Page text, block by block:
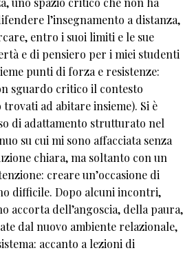
l’insegnamento a distanza,
entro i suoi limiti e le sue
e di pensiero per i miei studenti
punti di forza e resistenze:
sguardo critico il contesto
ad abitare insieme). Si è
di adattamento strutturato nel
su cui mi sono affacciata senza
chiara, ma soltanto con un
creare un’occasione di
difficile. Dopo alcuni incontri,
accorta dell’angoscia, della paura,
dal nuovo ambiente relazionale,
accanto a lezioni di